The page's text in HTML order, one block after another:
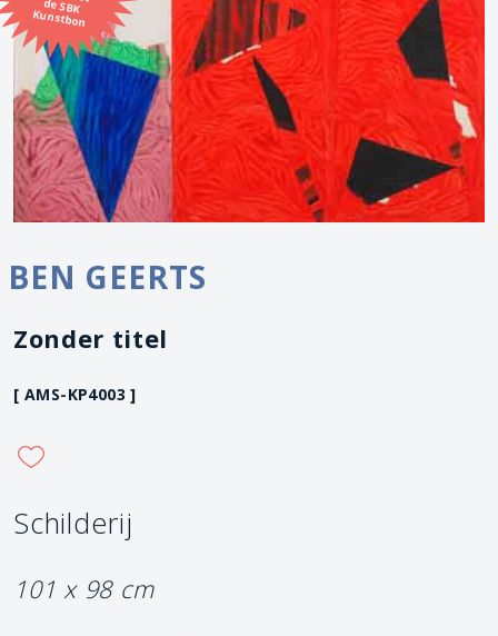
Kunstbon
BEN GEERTS
Zonder titel
[ AMS-KP4003 ]
Schilderij
101 x 98 cm